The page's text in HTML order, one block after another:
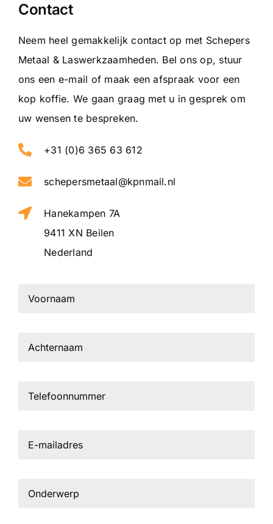
Contact
Neem heel gemakkelijk contact op met Schepers
Metaal & Laswerkzaamheden. Bel ons op, stuur
ons een e-mail of maak een afspraak voor een
kop koffie. We gaan graag met u in gesprek om
uw wensen te bespreken.
+31 (0)6 365 63 612
schepersmetaal@kpnmail.nl
Hanekampen 7A
9411 XN Beilen
Nederland